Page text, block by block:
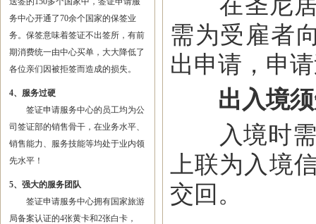
务中心开通了70余个国家的保签业
务。保签意味着签证不出签所，有前
期消费统一由中心买单，大大降低了
各位亲们因被拒签而造成的损失。
4、服务过硬
签证申请服务中心的员工均为公
司签证部的销售骨干，在业务水平、
销售能力、服务技能等均处于业内领
先水平！
5、强大的服务团队
签证申请服务中心拥有国家旅游
局备案认证的4张黄卡和2张白卡，
需为受雇者
出申请，申
出入境
入境时需
上联为入境
交回。